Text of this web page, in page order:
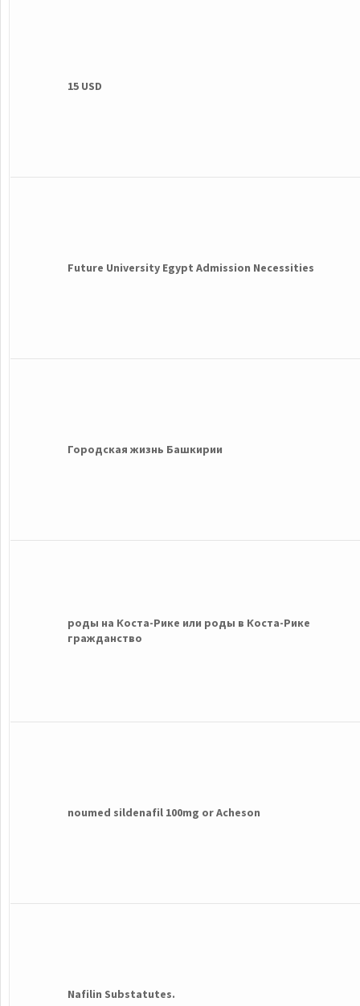
15 USD
Future University Egypt Admission Necessities
Городская жизнь Башкирии
роды на Коста-Рике или роды в Коста-Рике
гражданство
noumed sildenafil 100mg or Acheson
Nafilin Substatutes.